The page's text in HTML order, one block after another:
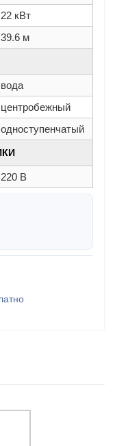
22 кВт
39.6 м
вода
центробежный
одноступенчатый
220 В